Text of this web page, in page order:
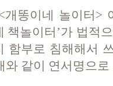
개똥이네 놀이터>
책놀이터’가 법적
함부로 침해해서
와 같이 연서명으